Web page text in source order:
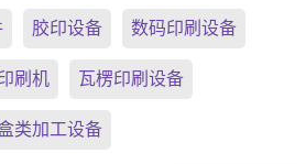
胶印设备 数码印刷设备
刷机 瓦楞印刷设备
类加工设备